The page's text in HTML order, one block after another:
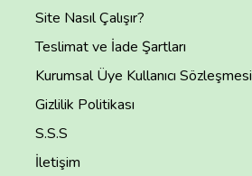
Site Nasıl Çalışır?
Teslimat ve İade Şartları
Kurumsal Üye Kullanıcı Sözleşmesi
Gizlilik Politikası
S.S.S
İletişim